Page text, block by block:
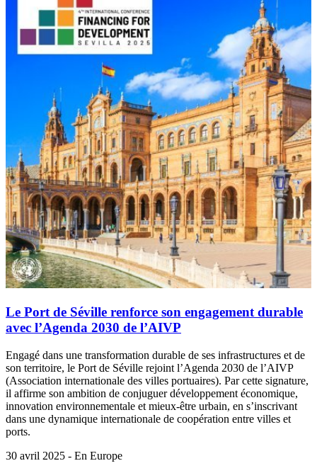
Le Port de Séville renforce son engagement durable
avec l’Agenda 2030 de l’AIVP
Engagé dans une transformation durable de ses infrastructures et de
son territoire, le Port de Séville rejoint l’Agenda 2030 de l’AIVP
(Association internationale des villes portuaires). Par cette signature,
il affirme son ambition de conjuguer développement économique,
innovation environnementale et mieux-être urbain, en s’inscrivant
dans une dynamique internationale de coopération entre villes et
ports.
30 avril 2025 - En Europe